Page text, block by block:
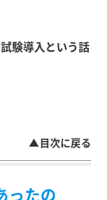
験導入という話
▲目次に戻る